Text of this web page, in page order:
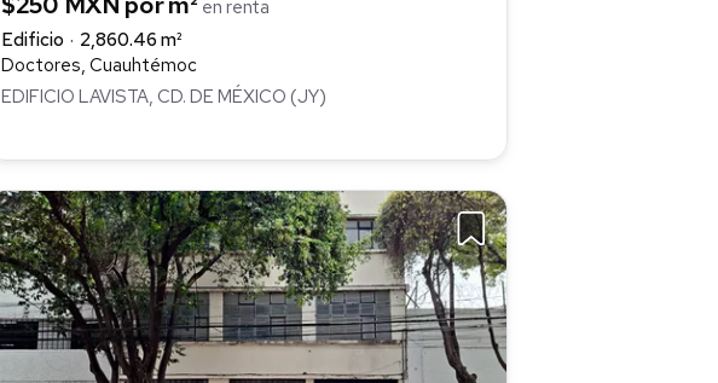
en renta
Edificio
2,860.46 m²
Doctores, Cuauhtémoc
EDIFICIO LAVISTA, CD. DE MÉXICO (JY)